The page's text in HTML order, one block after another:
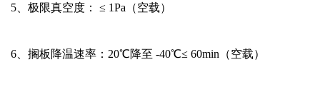
5、极限真空度： ≤ 1Pa（空载）
6、搁板降温速率：20℃降至 -40℃≤ 60min（空载）